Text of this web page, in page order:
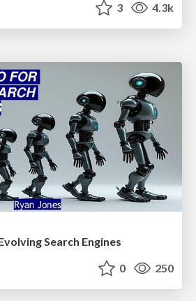
3 4.3k
Search Engines
0 250